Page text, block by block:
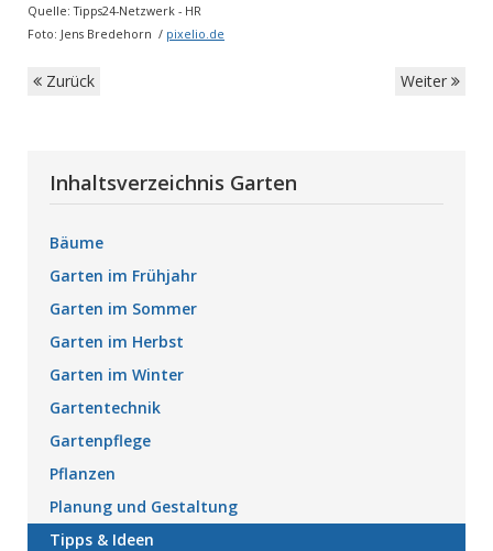
Quelle: Tipps24-Netzwerk - HR
Foto: Jens Bredehorn / pixelio.de
Zurück Weiter
Inhaltsverzeichnis Garten
Bäume
Garten im Frühjahr
Garten im Sommer
Garten im Herbst
Garten im Winter
Gartentechnik
Gartenpflege
Pflanzen
Planung und Gestaltung
Tipps & Ideen